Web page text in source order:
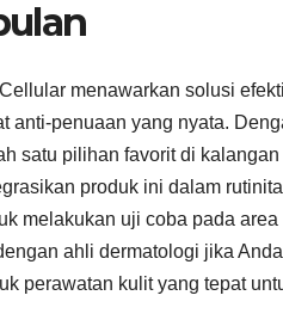
menawarkan solusi
anti-penuaan yang nyata.
satu pilihan favorit di
produk ini dalam
melakukan uji coba pada
ahli dermatologi jika
perawatan kulit yang tepat